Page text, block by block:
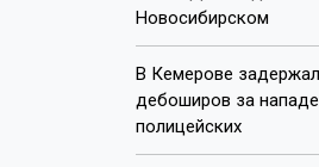
Новосибирском
В Кемерове
дебоширов за
полицейских